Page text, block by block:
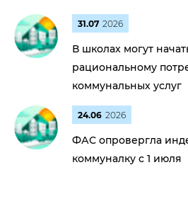
31.07 2026
В школах могут
рациональному
коммунальных услуг
24.06 2026
ФАС опровергла
коммуналку с 1 июля